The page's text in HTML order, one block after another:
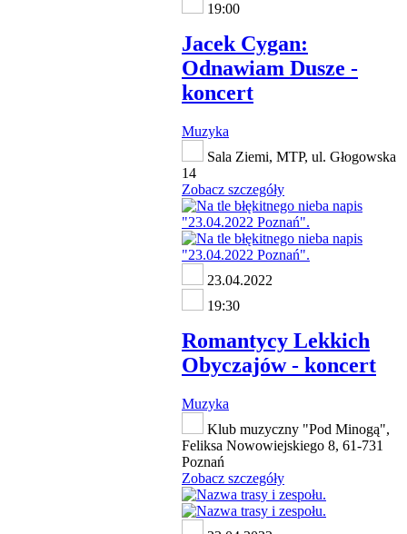
19:00
Jacek Cygan:
Odnawiam Dusze -
koncert
Muzyka
Sala Ziemi, MTP, ul. Głogowska
14
Zobacz szczegóły
23.04.2022
19:30
Romantycy Lekkich
Obyczajów - koncert
Muzyka
Klub muzyczny "Pod Minogą",
Feliksa Nowowiejskiego 8, 61-731
Poznań
Zobacz szczegóły